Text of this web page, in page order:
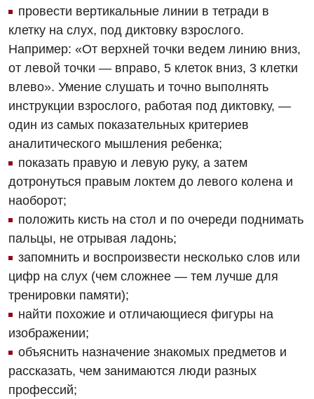
Детская гинекология
Детская кардиоревматология
Детская неврология
Детская ортопедия и травматология
Детская оториноларингология
Детская офтальмология
Детская хирургия
Педиатрия
провести вертикальные линии в тетради в
клетку на слух, под диктовку взрослого.
Например: «От верхней точки ведем линию вниз,
от левой точки — вправо, 5 клеток вниз, 3 клетки
влево». Умение слушать и точно выполнять
инструкции взрослого, работая под диктовку, —
один из самых показательных критериев
аналитического мышления ребенка;
показать правую и левую руку, а затем
дотронуться правым локтем до левого колена и
наоборот;
положить кисть на стол и по очереди поднимать
пальцы, не отрывая ладонь;
запомнить и воспроизвести несколько слов или
цифр на слух (чем сложнее — тем лучше для
тренировки памяти);
найти похожие и отличающиеся фигуры на
изображении;
объяснить назначение знакомых предметов и
рассказать, чем занимаются люди разных
профессий;